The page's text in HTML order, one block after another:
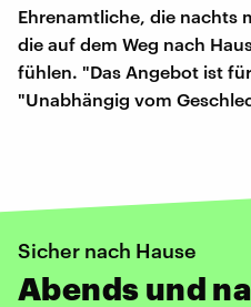
Ehrenamtliche, die nachts
die auf dem Weg nach
fühlen. "Das Angebot ist
"Unabhängig vom
Sicher nach Hause
Abends und